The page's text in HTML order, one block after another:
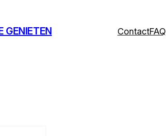
GENIETEN ContactFAQ